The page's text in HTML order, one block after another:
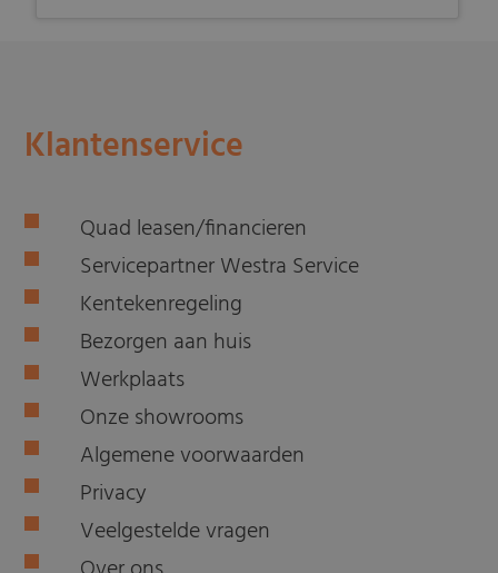
Klantenservice
Quad leasen/financieren
Servicepartner Westra Service
Kentekenregeling
Bezorgen aan huis
Werkplaats
Onze showrooms
Algemene voorwaarden
Privacy
Veelgestelde vragen